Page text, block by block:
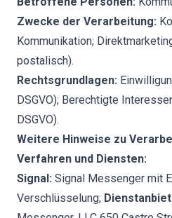
Zwecke der Verarbeitung:
Kommunikation;
postalisch).
Rechtsgrundlagen:
DSGVO); Berechtigte
DSGVO).
Weitere Hinweise zu
Verfahren und Diensten:
Signal: Signal Messenger mit
Verschlüsselung;